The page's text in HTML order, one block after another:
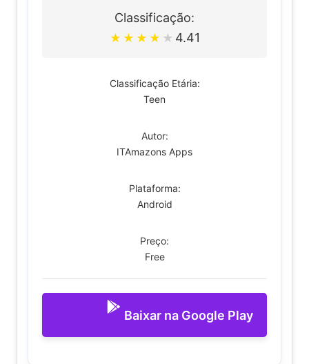
Classificação:
★ ★ ★ ★ ★ 4.41
Classificação Etária:
Teen
Autor:
ITAmazons Apps
Plataforma:
Android
Preço:
Free
Baixar na Google Play